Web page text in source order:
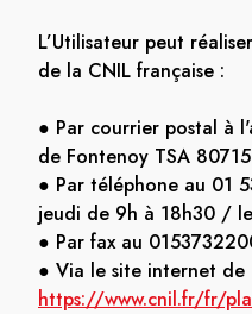
L’Utilisateur peut
de la CNIL française :
● Par courrier postal à
de Fontenoy TSA
● Par téléphone au 01
jeudi de 9h à 18h30 /
● Par fax au
● Via le site internet de
https://www.cnil.fr/fr/